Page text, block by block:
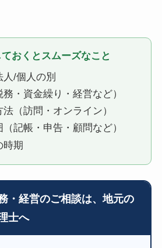
おくとスムーズなこと
/個人の別
・資金繰り・経営など）
（訪問・オンライン）
記帳・申告・顧問など）
時期
・経営のご相談は、地元の
士へ